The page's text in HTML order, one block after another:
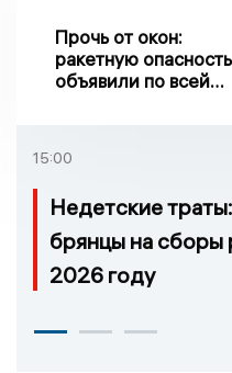
Прочь от окон:
ракетную опасность
объявили по всей
15:00
Недетские
брянцы на сборы
2026 году